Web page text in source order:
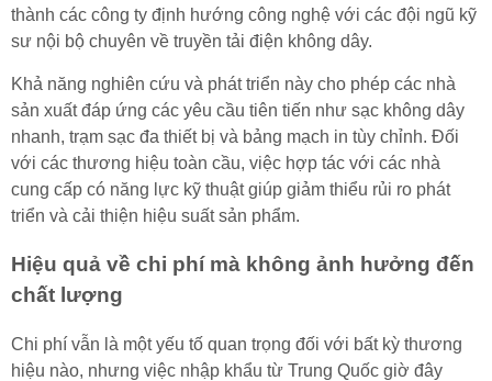
thành các công ty định hướng công nghệ với các đội ngũ kỹ
sư nội bộ chuyên về truyền tải điện không dây.
Khả năng nghiên cứu và phát triển này cho phép các nhà
sản xuất đáp ứng các yêu cầu tiên tiến như sạc không dây
nhanh, trạm sạc đa thiết bị và bảng mạch in tùy chỉnh. Đối
với các thương hiệu toàn cầu, việc hợp tác với các nhà
cung cấp có năng lực kỹ thuật giúp giảm thiểu rủi ro phát
triển và cải thiện hiệu suất sản phẩm.
Hiệu quả về chi phí mà không ảnh hưởng đến
chất lượng
Chi phí vẫn là một yếu tố quan trọng đối với bất kỳ thương
hiệu nào, nhưng việc nhập khẩu từ Trung Quốc giờ đây